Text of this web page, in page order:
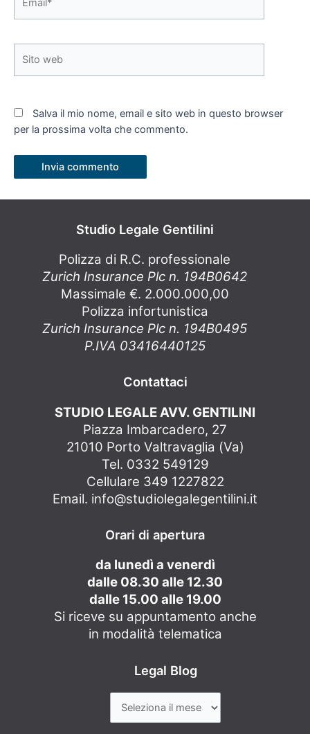
web
Salva il mio nome, email e sito web in questo browser
per la prossima volta che commento.
Studio Legale Gentilini
Polizza di R.C. professionale
Zurich Insurance Plc n. 194B0642
Massimale €. 2.000.000,00
Polizza infortunistica
Zurich Insurance Plc n. 194B0495
P.IVA 03416440125
Contattaci
STUDIO LEGALE AVV. GENTILINI
Piazza Imbarcadero, 27
21010 Porto Valtravaglia (Va)
Tel. 0332 549129
Cellulare 349 1227822
Email. info@studiolegalegentilini.it
Orari di apertura
da lunedì a venerdì
dalle 08.30 alle 12.30
dalle 15.00 alle 19.00
Si riceve su appuntamento anche
in modalità telematica
Legal Blog